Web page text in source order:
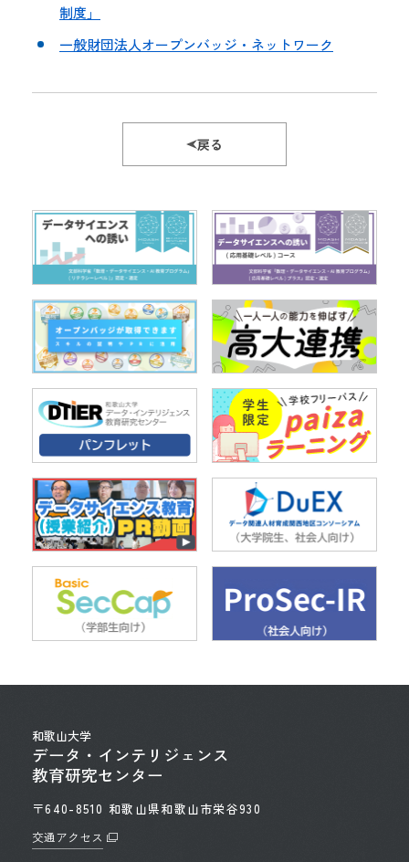
制度」
一般財団法人オープンバッジ・ネットワーク
戻る
和歌山大学
データ・インテリジェンス
教育研究センター
〒640-8510 和歌山県和歌山市栄谷930
交通アクセス